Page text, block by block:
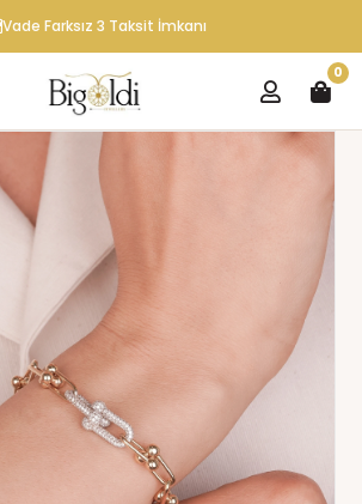
Vade Farksız 3 Taksit İmkanı
0